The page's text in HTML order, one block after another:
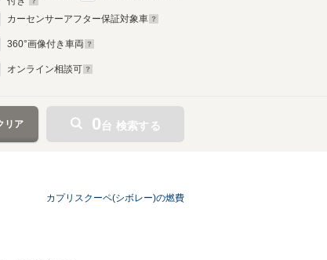
カーセンサーアフター保証対象車
360°画像付き車両
オンライン相談可
リア 0台 検索する
カプリスクーペ(シボレー)の燃費